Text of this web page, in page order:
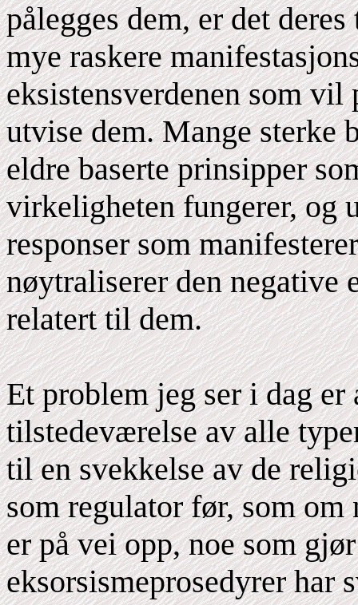
pålegges dem, er det
mye raskere
eksistensverdenen som
utvise dem. Mange sterke
eldre baserte prinsipper
virkeligheten fungerer, og
responser som
nøytraliserer den negative
relatert til dem.
Et problem jeg ser i dag
tilstedeværelse av alle
til en svekkelse av de
som regulator før, som
er på vei opp, noe som
eksorsismeprosedyrer har